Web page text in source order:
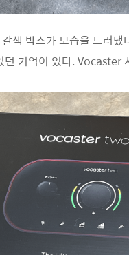
색 박스가 모습을 드러
던 기억이 있다.